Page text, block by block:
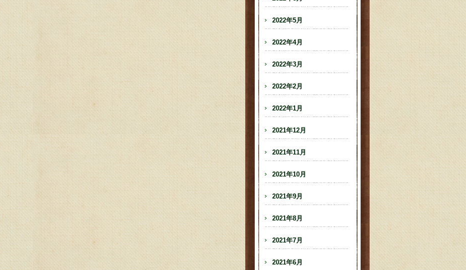
2022年5月
2022年4月
2022年3月
2022年2月
2022年1月
2021年12月
2021年11月
2021年10月
2021年9月
2021年8月
2021年7月
2021年6月